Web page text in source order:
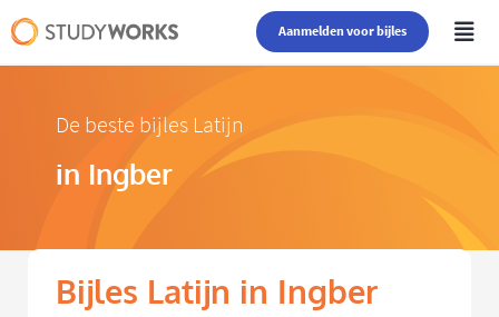
Aanmelden voor bijles
De beste bijles Latijn
in Ingber
Bijles Latijn in Ingber